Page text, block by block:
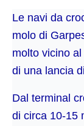
Le navi da
molo di
molto vicino
di una lancia
Dal terminal
di circa 10-15